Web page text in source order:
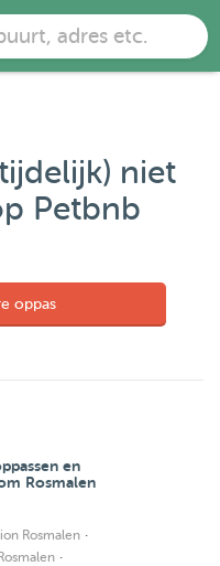
adres etc.
niet
Petbnb
oppas
en
Rosmalen
Rosmalen ·
·